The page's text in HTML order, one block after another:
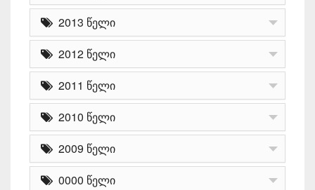
2013 წელი
2012 წელი
2011 წელი
2010 წელი
2009 წელი
0000 წელი